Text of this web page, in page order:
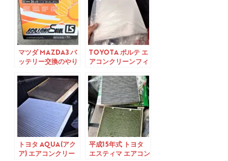
マツダ MAZDA3 バ
ッテリー交換のやり
TOYOTA ポルテ エ
アコンクリーンフィ
年式
トヨタ AQUA(アク
ア) エアコンクリー
平成15年式 トヨタ
エスティマ エアコン